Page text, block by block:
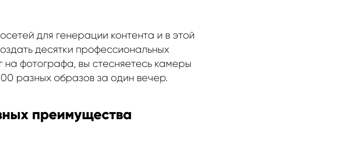
для генерации контента и в этой
десятки профессиональных
фотографа, вы стесняетесь камеры
разных образов за один вечер.
преимущества